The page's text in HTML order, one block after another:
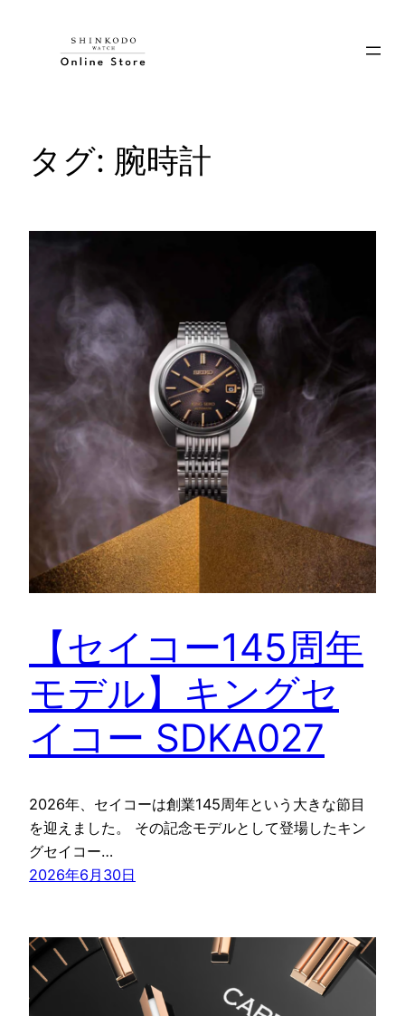
タグ: 腕時計
【セイコー145周年
モデル】キングセ
イコー SDKA027
2026年、セイコーは創業145周年という大きな節目
を迎えました。 その記念モデルとして登場したキン
グセイコー…
2026年6月30日